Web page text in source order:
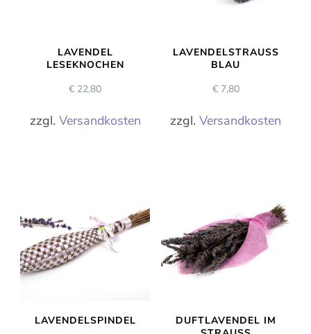
LAVENDEL
LESEKNOCHEN
€ 22,80
zzgl. Versandkosten
LAVENDELSTRAUSS B
LAU
€7,80
zzgl.Versandkosten
LAVENDELSPINDEL
DUFTLAVENDEL IM